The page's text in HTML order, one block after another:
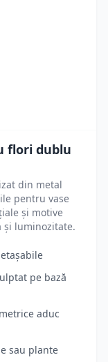
flori dublu
din metal
pentru vase
și motive
și luminozitate.
pe bază
aduc
sau plante